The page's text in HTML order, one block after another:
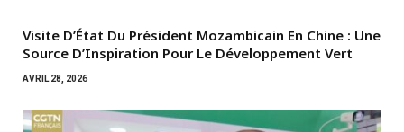
Visite D’État Du Président Mozambicain En Chine : Une
Source D’Inspiration Pour Le Développement Vert
AVRIL 28, 2026